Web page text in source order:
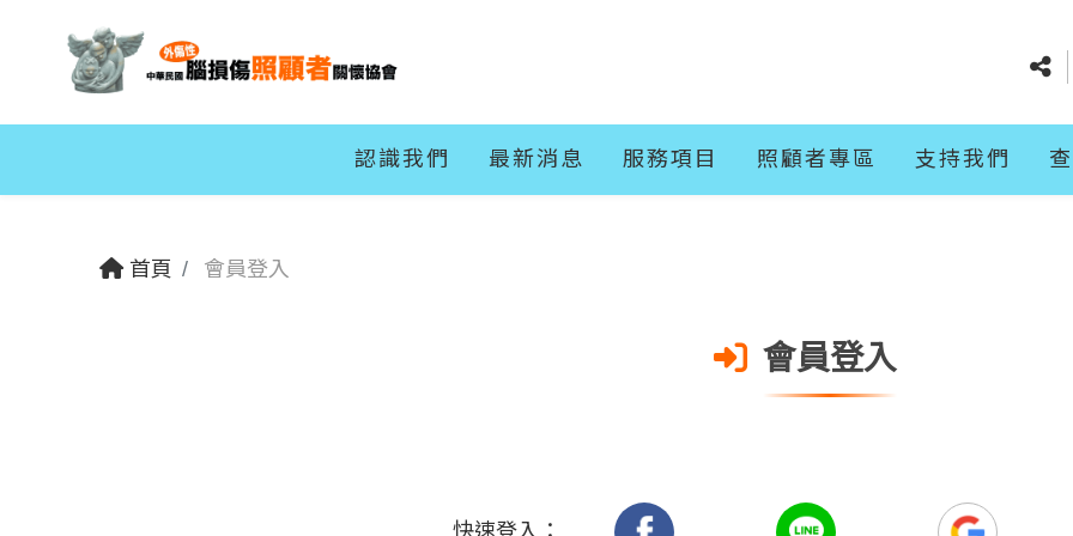
認識我們 最新消息 服務項目 照顧者專區 支持我們
首頁 會員登入
會員登入
快速登入：